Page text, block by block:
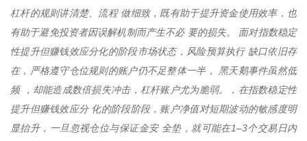
杠杆的规则讲清楚、流程 做细致，既有助于提升资金使用效率，也
有助于避免投资者因误解机制而产生不必 要的损失。 面对指数稳定
性提升但赚钱效应分化的阶段市场状态，风险预算执行 缺口依旧存
在，严格遵守仓位规则的账户仍不足整体一半， 黑天鹅事件虽然低
频 ，却能造成数倍损失冲击，杠杆账户尤为脆弱。，在指数稳定性
提升但赚钱效应分 化的阶段阶段，账户净值对短期波动的敏感度明
显抬升，一旦忽视仓位与保证金安 全垫，就可能在1–3个交易日内